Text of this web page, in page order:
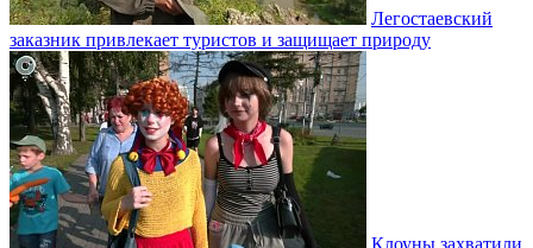
Легостаевский
заказник привлекает туристов и защищает природу
Клоуны захватили